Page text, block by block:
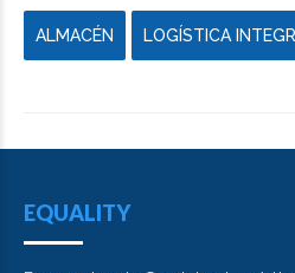
ALMACÉN LOGÍSTICA
EQUALITY